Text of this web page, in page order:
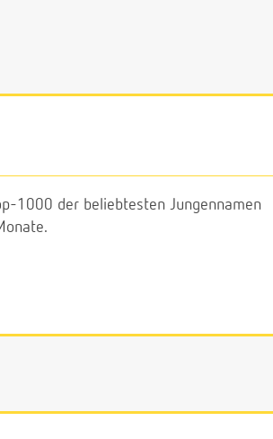
1000 der beliebtesten Jungennamen